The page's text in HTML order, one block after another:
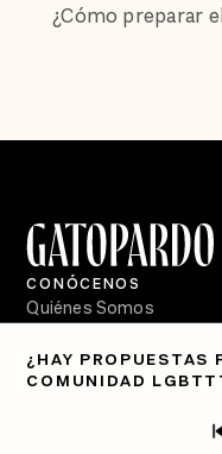
¿Cómo preparar
¿HAY PROPUESTAS
COMUNIDAD
CONÓCENOS
Quiénes Somos
PÓDCASTS